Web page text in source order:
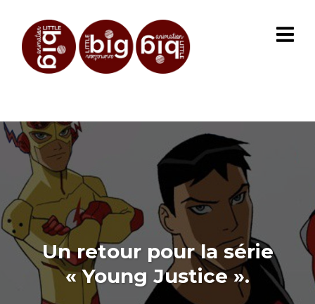
Un retour pour la série
« Young Justice ».